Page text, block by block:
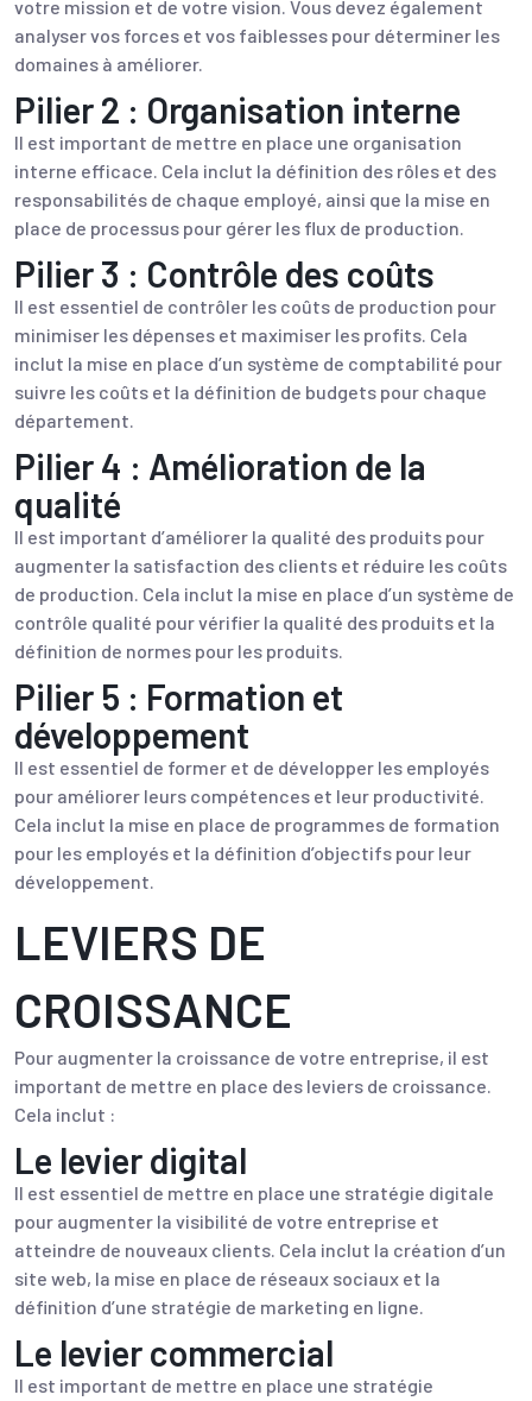
votre mission et de votre vision. Vous devez également
analyser vos forces et vos faiblesses pour déterminer les
domaines à améliorer.
Pilier 2 : Organisation interne
Il est important de mettre en place une organisation
interne efficace. Cela inclut la définition des rôles et des
responsabilités de chaque employé, ainsi que la mise en
place de processus pour gérer les flux de production.
Pilier 3 : Contrôle des coûts
Il est essentiel de contrôler les coûts de production pour
minimiser les dépenses et maximiser les profits. Cela
inclut la mise en place d’un système de comptabilité pour
suivre les coûts et la définition de budgets pour chaque
département.
Pilier 4 : Amélioration de la
qualité
Il est important d’améliorer la qualité des produits pour
augmenter la satisfaction des clients et réduire les coûts
de production. Cela inclut la mise en place d’un système de
contrôle qualité pour vérifier la qualité des produits et la
définition de normes pour les produits.
Pilier 5 : Formation et
développement
Il est essentiel de former et de développer les employés
pour améliorer leurs compétences et leur productivité.
Cela inclut la mise en place de programmes de formation
pour les employés et la définition d’objectifs pour leur
développement.
LEVIERS DE
CROISSANCE
Pour augmenter la croissance de votre entreprise, il est
important de mettre en place des leviers de croissance.
Cela inclut :
Le levier digital
Il est essentiel de mettre en place une stratégie digitale
pour augmenter la visibilité de votre entreprise et
atteindre de nouveaux clients. Cela inclut la création d’un
site web, la mise en place de réseaux sociaux et la
définition d’une stratégie de marketing en ligne.
Le levier commercial
Il est important de mettre en place une stratégie